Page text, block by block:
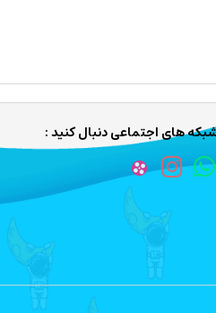
شبکه های اجتماعی دنبال کنید :